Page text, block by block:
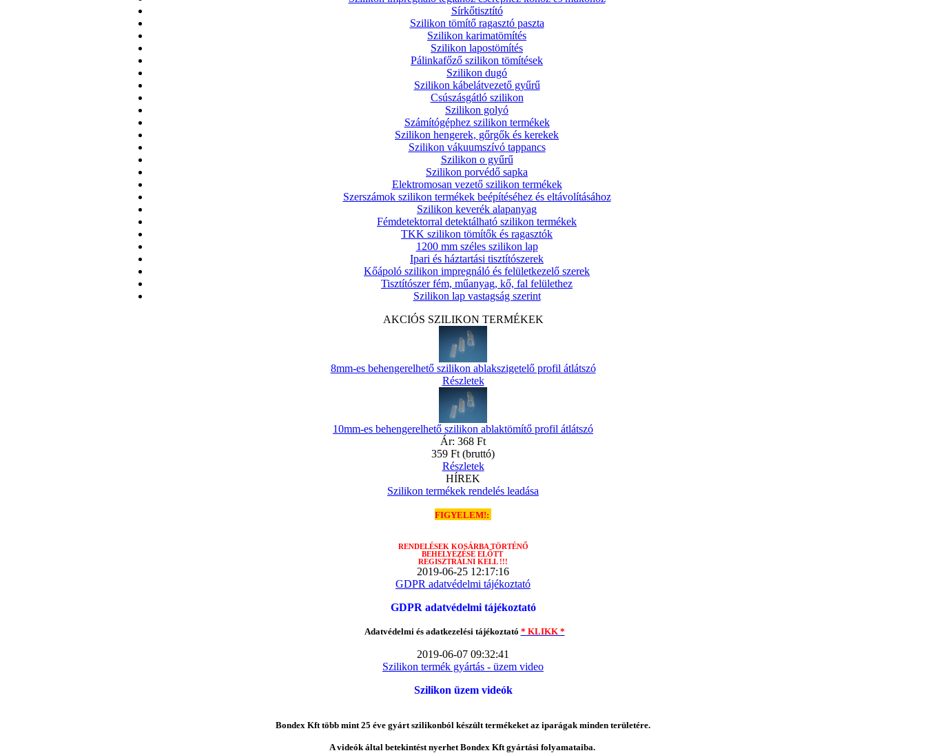
Sírkőtisztító
Szilikon tömítő ragasztó paszta
Szilikon karimatömítés
Szilikon lapostömítés
Pálinkafőző szilikon tömítések
Szilikon dugó
Szilikon kábelátvezető gyűrű
Csúszásgátló szilikon
Szilikon golyó
Számítógéphez szilikon termékek
Szilikon hengerek, gőrgők és kerekek
Szilikon vákuumszívó tappancs
Szilikon o gyűrű
Szilikon porvédő sapka
Elektromosan vezető szilikon termékek
Szerszámok szilikon termékek beépítéséhez és eltávolításához
Szilikon keverék alapanyag
Fémdetektorral detektálható szilikon termékek
TKK szilikon tömítők és ragasztók
1200 mm széles szilikon lap
Ipari és háztartási tisztítószerek
Kőápoló szilikon impregnáló és felületkezelő szerek
Tisztítószer fém, műanyag, kő, fal felülethez
Szilikon lap vastagság szerint
AKCIÓS SZILIKON TERMÉKEK
8mm-es behengerelhető szilikon ablakszigetelő profil átlátszó
Részletek
10mm-es behengerelhető szilikon ablaktömítő profil átlátszó
Ár: 368 Ft
359 Ft (bruttó)
Részletek
HÍREK
Szilikon termékek rendelés leadása
FIGYELEM!:
RENDELÉSEK KOSÁRBA TÖRTÉNŐ
BEHELYEZÉSE ELŐTT
REGISZTRÁLNI KELL !!!
2019-06-25 12:17:16
GDPR adatvédelmi tájékoztató
GDPR adatvédelmi tájékoztató
Adatvédelmi és adatkezelési tájékoztató * KLIKK *
2019-06-07 09:32:41
Szilikon termék gyártás - üzem video
Szilikon üzem videók
Bondex Kft több mint 25 éve gyárt szilikonból készült termékeket az iparágak minden területére.
A videók által betekintést nyerhet Bondex Kft gyártási folyamataiba.